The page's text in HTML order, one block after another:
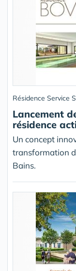
Résidence Service
Lancement
résidence
Un concept
transformation
Bains.